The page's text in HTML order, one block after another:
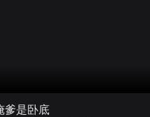
爹是卧底